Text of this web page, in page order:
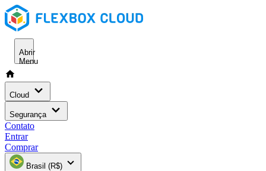
Abrir
Menu
Cloud
Segurança
Contato
Entrar
Comprar
Brasil (R$)